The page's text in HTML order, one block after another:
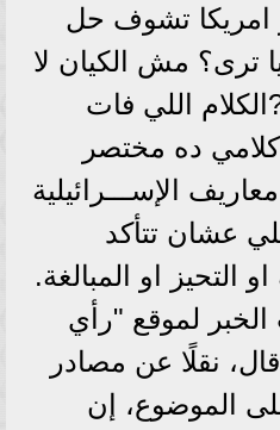
امريكا تشوف حل
ترى؟ مش الكيان لا
اللي فات
ده مختصر
الإســـرائيلية
عشان تتأكد
التحيز او المبالغة.
لموقع "رأي
نقلًا عن مصادر
الموضوع، إن